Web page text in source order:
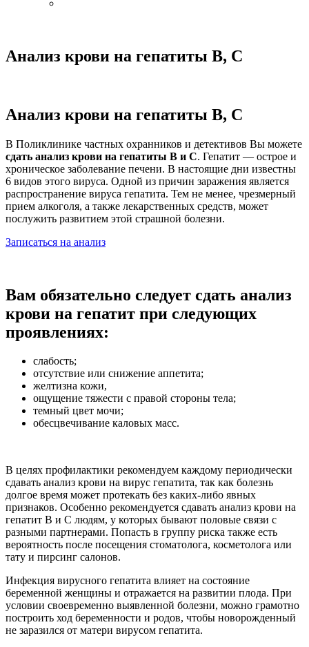
Анализ крови на гепатиты B, C
Анализ крови на гепатиты В, С
В Поликлинике частных охранников и детективов Вы можете
сдать анализ крови на гепатиты В и С. Гепатит — острое и
хроническое заболевание печени. В настоящие дни известны
6 видов этого вируса. Одной из причин заражения является
распространение вируса гепатита. Тем не менее, чрезмерный
прием алкоголя, а также лекарственных средств, может
послужить развитием этой страшной болезни.
Записаться на анализ
Вам обязательно следует сдать анализ
крови на гепатит при следующих
проявлениях:
слабость;
отсутствие или снижение аппетита;
желтизна кожи,
ощущение тяжести с правой стороны тела;
темный цвет мочи;
обесцвечивание каловых масс.
В целях профилактики рекомендуем каждому периодически
сдавать анализ крови на вирус гепатита, так как болезнь
долгое время может протекать без каких-либо явных
признаков. Особенно рекомендуется сдавать анализ крови на
гепатит В и С людям, у которых бывают половые связи с
разными партнерами. Попасть в группу риска также есть
вероятность после посещения стоматолога, косметолога или
тату и пирсинг салонов.
Инфекция вирусного гепатита влияет на состояние
беременной женщины и отражается на развитии плода. При
условии своевременно выявленной болезни, можно грамотно
построить ход беременности и родов, чтобы новорожденный
не заразился от матери вирусом гепатита.